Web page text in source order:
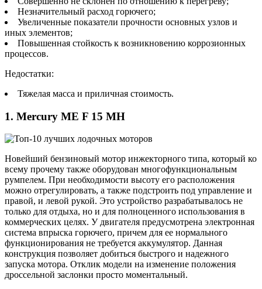
Незначительный расход горючего;
Увеличенные показатели прочности основных узлов и
иных элементов;
Повышенная стойкость к возникновению коррозионных
процессов.
Недостатки:
Тяжелая масса и приличная стоимость.
1. Mercury ME F 15 MH
Новейший бензиновый мотор инжекторного типа, который ко
всему прочему также оборудован многофункциональным
румпелем. При необходимости высоту его расположения
можно отрегулировать, а также подстроить под управление и
правой, и левой рукой. Это устройство разрабатывалось не
только для отдыха, но и для полноценного использования в
коммерческих целях. У двигателя предусмотрена электронная
система впрыска горючего, причем для ее нормального
функционирования не требуется аккумулятор. Данная
конструкция позволяет добиться быстрого и надежного
запуска мотора. Отклик модели на изменение положения
дроссельной заслонки просто моментальный.